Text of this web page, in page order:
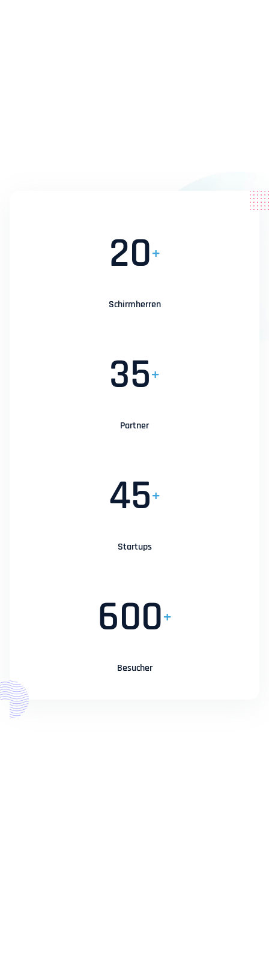
20+
Schirmherren
35+
Partner
45+
Startups
600+
Besucher